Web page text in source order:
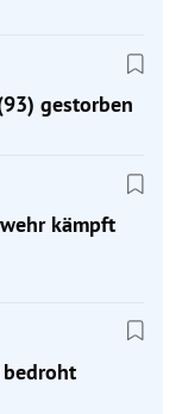
gestorben
kämpft
bedroht